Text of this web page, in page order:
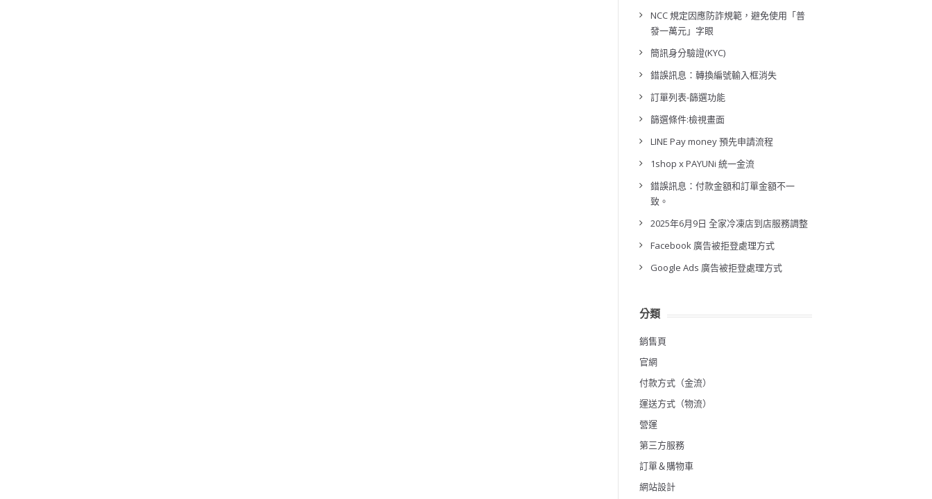
NCC 規定因應防詐規範，避免使用「普
發一萬元」字眼
簡訊身分驗證(KYC)
錯誤訊息：轉換編號輸入框消失
訂單列表-篩選功能
篩選條件:檢視畫面
LINE Pay money 預先申請流程
1shop x PAYUNi 統一金流
錯誤訊息：付款金額和訂單金額不一
致。
2025年6月9日 全家冷凍店到店服務調整
Facebook 廣告被拒登處理方式
Google Ads 廣告被拒登處理方式
分類
銷售頁
官網
付款方式（金流）
運送方式（物流）
營運
第三方服務
訂單＆購物車
網站設計